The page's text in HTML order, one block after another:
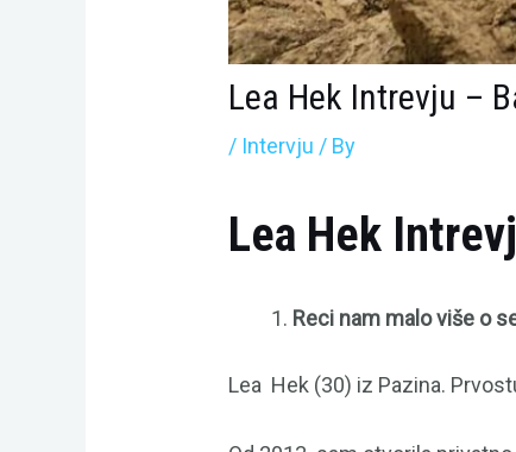
Lea Hek Intrevju –
/ Intervju / By
Lea Hek
Reci nam malo više o
Lea Hek (30) iz Pazina.